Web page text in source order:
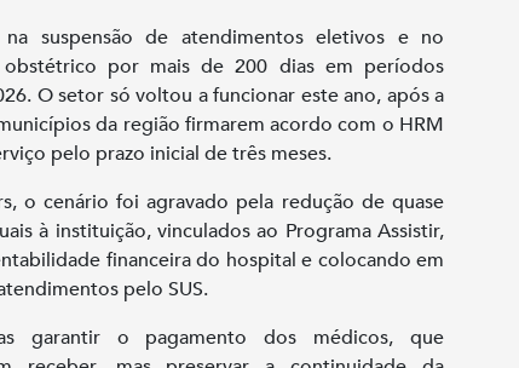
suspensão de atendimentos eletivos e no
por mais de 200 dias em períodos
O setor só voltou a funcionar este ano, após a
da região firmarem acordo com o HRM
pelo prazo inicial de três meses.
o cenário foi agravado pela redução de quase
à instituição, vinculados ao Programa Assistir,
financeira do hospital e colocando em
pelo SUS.
garantir o pagamento dos médicos, que